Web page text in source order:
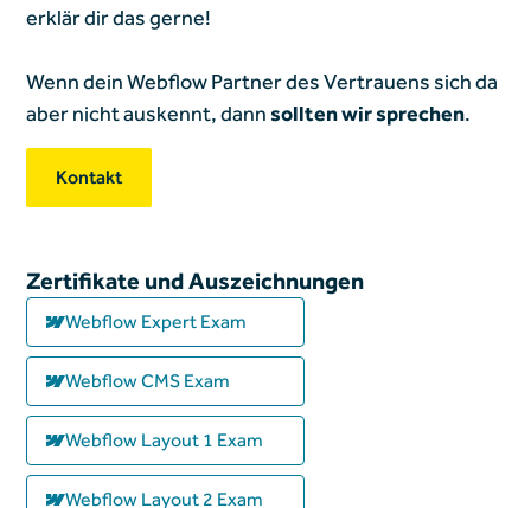
erklär dir das gerne!
Wenn dein Webflow Partner des Vertrauens sich da
aber nicht auskennt, dannsollten wir sprechen.
Kontakt
Zertifikate und Auszeichnungen
Webflow Expert Exam
Webflow CMS Exam
Webflow Layout 1 Exam
Webflow Layout 2 Exam